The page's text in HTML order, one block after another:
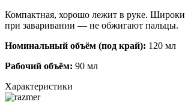
Компактная, хорошо лежит в руке.
при заваривании — не обжигают пальцы.
Номинальный объём (под край): 120 мл
Рабочий объём: 90 мл
Характеристики